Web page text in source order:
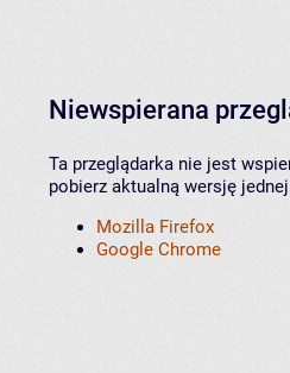
Niewspierana
Ta przeglądarka nie jest
pobierz aktualną wersję
Mozilla Firefox
Google Chrome